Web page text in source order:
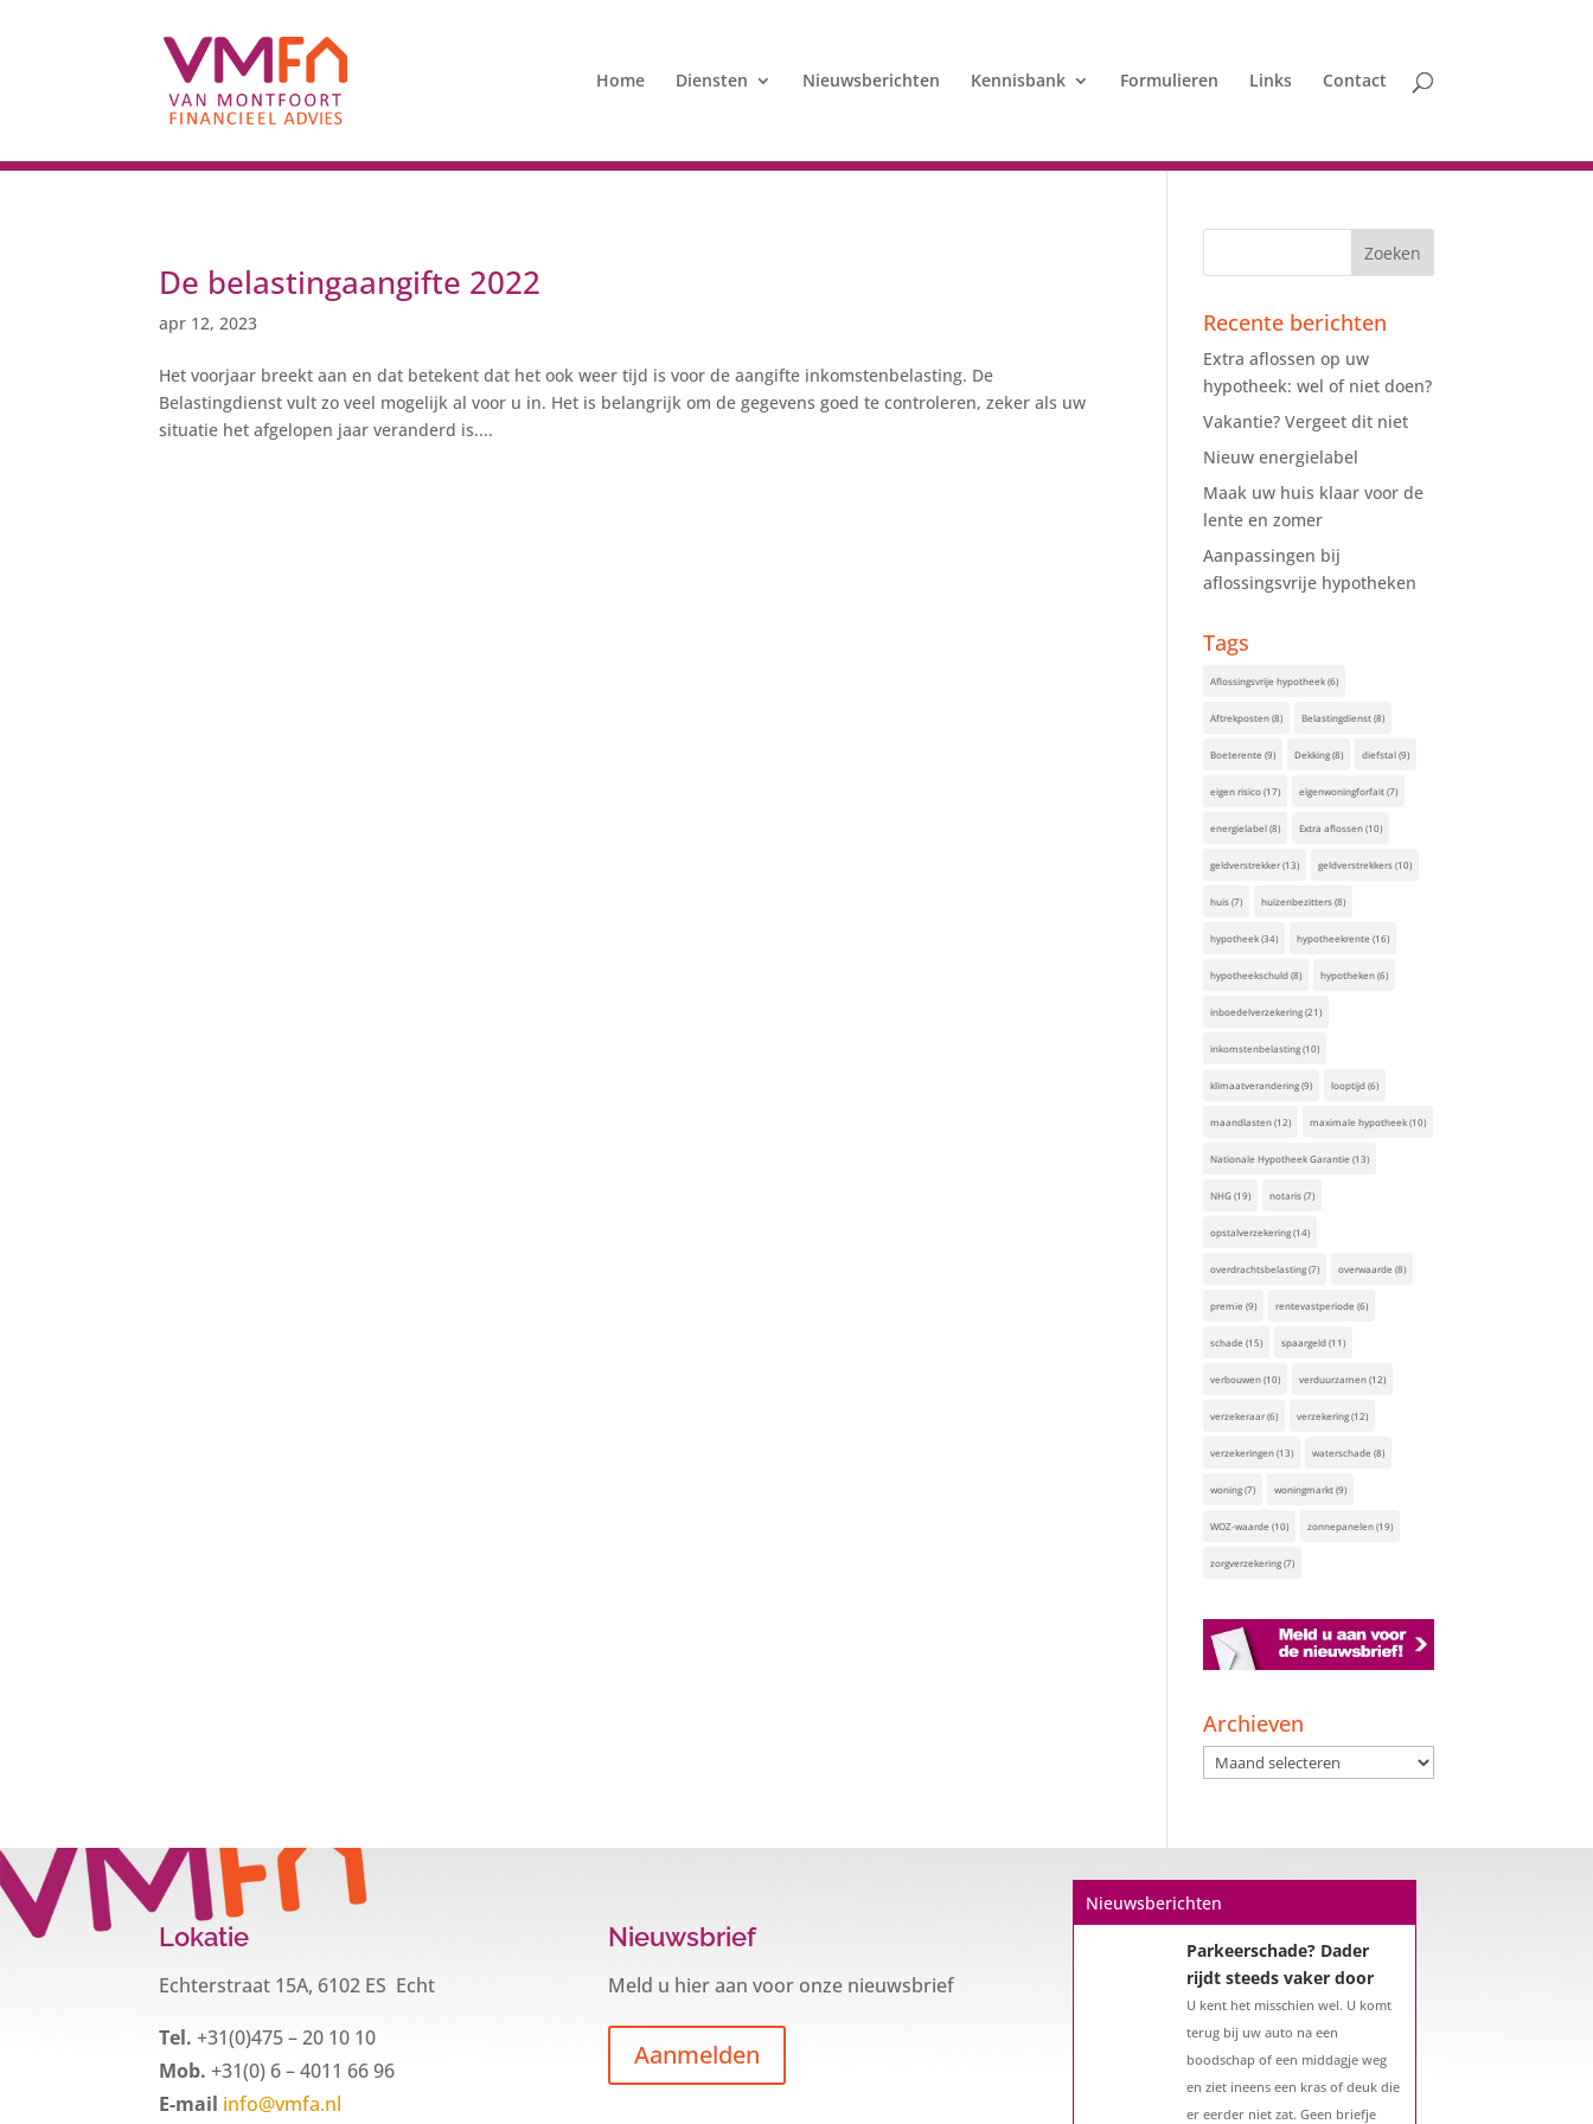
Home Diensten Nieuwsberichten Kennisbank Formulieren Links Contact
De belastingaangifte 2022
apr 12, 2023
Het voorjaar breekt aan en dat betekent dat het ook weer tijd is voor de aangifte inkomstenbelasting. De
Belastingdienst vult zo veel mogelijk al voor u in. Het is belangrijk om de gegevens goed te controleren, zeker als uw
situatie het afgelopen jaar veranderd is....
Recente berichten
Extra aflossen op uw
hypotheek: wel of niet doen?
Vakantie? Vergeet dit niet
Nieuw energielabel
Maak uw huis klaar voor de
lente en zomer
Aanpassingen bij
aflossingsvrije hypotheken
Tags
Aflossingsvrije hypotheek(6)
Aftrekposten(8) Belastingdienst(8)
Boeterente (9) Dekking(8) diefstal(9)
eigen risico(17) eigenwoningforfait(7)
energielabel(8) Extra aflossen(10)
geldverstrekker(13) geldverstrekkers(10)
huis(7) huizenbezitters(8)
hypotheek(34) hypotheekrente (16)
hypotheekschuld(8) hypotheken(6)
inboedelverzekering(21)
inkomstenbelasting(10)
klimaatverandering(9) looptijd(6)
maandlasten(12) maximale hypotheek(10)
Nationale Hypotheek Garantie (13)
NHG(19) notaris(7)
opstalverzekering(14)
overdrachtsbelasting(7) overwaarde (8)
premie (9) rentevastperiode (6)
schade (15) spaargeld(11)
verbouwen(10) verduurzamen(12)
verzekeraar(6) verzekering(12)
verzekeringen(13) waterschade (8)
woning(7) woningmarkt(9)
WOZ-waarde (10) zonnepanelen(19)
zorgverzekering(7)
Archieven
Archieven
Lokatie
Echterstraat 15A, 6102 ES Echt
Tel. +31(0)475 – 20 10 10
Mob. +31(0) 6 – 4011 66 96
E-mail info@vmfa.nl
Nieuwsbrief
Meld u hier aan voor onze nieuwsbrief
Aanmelden
Nieuwsberichten
Een hypotheek na uw
mogelijkheden
De woningmarkt is nog steeds in
beweging. Misschien denkt u na
hypotheek als u 57 jaar of ouder
bent?...
Parkeerschade? Dader
rijdt steeds vaker door
U kent het misschien wel. U komt
terug bij uw auto na een
boodschap of een middagje weg
en ziet ineens een kras of deuk die
er eerder niet zat. Geen briefje